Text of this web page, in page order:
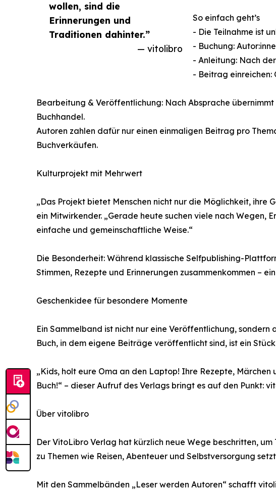
wollen, sind die
Erinnerungen und
Traditionen dahinter.”
— vitolibro
So einfach geht’s
- Die Teilnahme ist
- Buchung:
- Anleitung: Nach
- Beitrag einreichen:
Bearbeitung & Veröffentlichung: Nach Absprache
Buchhandel.
Autoren zahlen dafür nur einen einmaligen Beitrag pro
Buchverkäufen.
Kulturprojekt mit Mehrwert
„Das Projekt bietet Menschen nicht nur die Möglichkeit,
ein Mitwirkender. „Gerade heute suchen viele nach Wegen,
einfache und gemeinschaftliche Weise.“
Die Besonderheit: Während klassische Selfpublishing-
Stimmen, Rezepte und Erinnerungen zusammenkommen –
Geschenkidee für besondere Momente
Ein Sammelband ist nicht nur eine Veröffentlichung,
Buch, in dem eigene Beiträge veröffentlicht sind, ist ein
„Kids, holt eure Oma an den Laptop! Ihre Rezepte,
Buch!“ – dieser Aufruf des Verlags bringt es auf den Punkt:
Über vitolibro
Der VitoLibro Verlag hat kürzlich neue Wege beschritten,
zu Themen wie Reisen, Abenteuer und Selbstversorgung
Mit den Sammelbänden „Leser werden Autoren“ schafft